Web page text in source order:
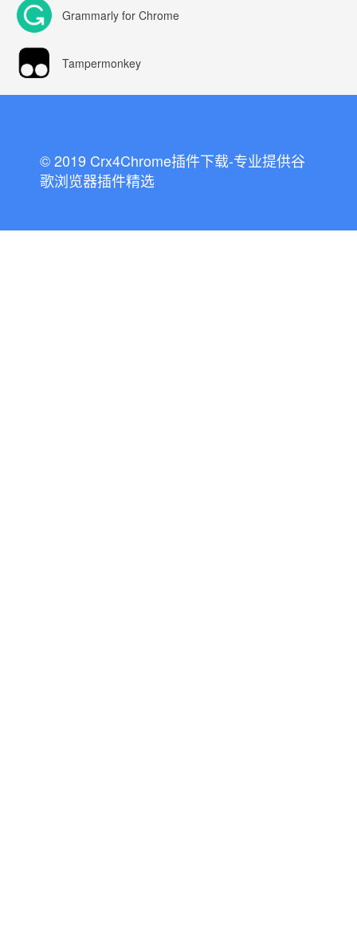
Grammarly for Chrome
Tampermonkey
© 2019 Crx4Chrome插件下载-专业提供谷
歌浏览器插件精选